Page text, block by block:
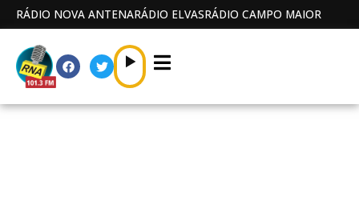
RÁDIO NOVA ANTENARÁDIO ELVASRÁDIO CAMPO MAIOR